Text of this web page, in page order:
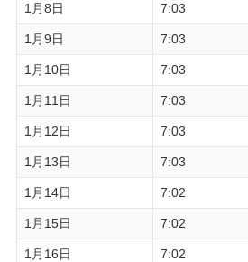
1月8日 7:03
1月9日 7:03
1月10日 7:03
1月11日 7:03
1月12日 7:03
1月13日 7:03
1月14日 7:02
1月15日 7:02
1月16日 7:02